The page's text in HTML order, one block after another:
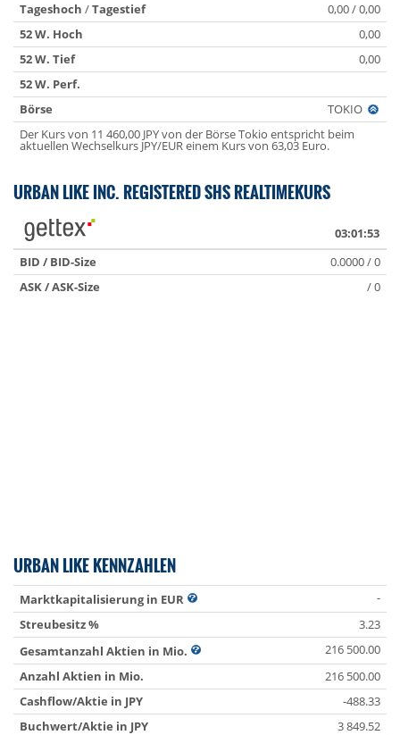
Tageshoch /Tagestief
0,00 / 0,00
52 W. Hoch
0,00
52 W. Tief
0,00
52 W. Perf.
Börse
TOKIO
Der Kurs von 11 460,00 JPY von der Börse Tokio entspricht beim
aktuellen Wechselkurs JPY/EUR einem Kurs von 63,03 Euro.
URBAN LIKE INC. REGISTERED SHS REALTIMEKURS
03:01:53
BID / BID-Size
0.0000 / 0
ASK / ASK-Size
/ 0
URBAN LIKE KENNZAHLEN
Marktkapitalisierung in EUR
-
Streubesitz %
3.23
Gesamtanzahl Aktien in Mio.
216 500.00
Anzahl Aktien in Mio.
216 500.00
Cashflow/Aktie in JPY
-488.33
Buchwert/Aktie in JPY
3 849.52